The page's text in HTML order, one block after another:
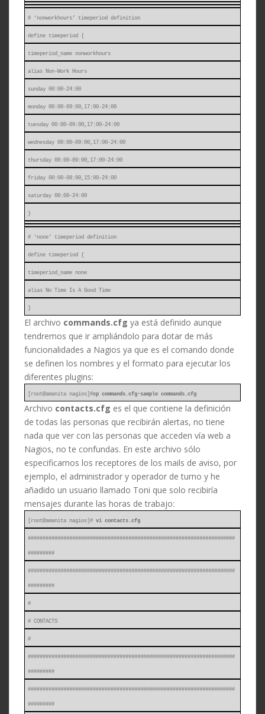
# ‘nonworkhours’ timeperiod definition
define timeperiod {
timeperiod_name nonworkhours
alias Non-Work Hours
sunday 00:00-24:00
monday 00:00-09:00,17:00-24:00
tuesday 00:00-09:00,17:00-24:00
wednesday 00:00-09:00,17:00-24:00
thursday 00:00-09:00,17:00-24:00
friday 00:00-08:00,15:00-24:00
saturday 00:00-24:00
}
# ‘none’ timeperiod definition
define timeperiod {
timeperiod_name none
alias No Time Is A Good Time
}
El archivo commands.cfg ya está definido aunque
tendremos que ir ampliándolo para dotar de más
funcionalidades a Nagios ya que es el comando donde
se definen los nombres y el formato para ejecutar los
diferentes plugins:
[root@amanita nagios]#cp commands.cfg-sample commands.cfg
Archivo contacts.cfg es el que contiene la definición
de todas las personas que recibirán alertas, no tiene
nada que ver con las personas que acceden vía web a
Nagios, no te confundas. En este archivo sólo
especificamos los receptores de los mails de aviso, por
ejemplo, el administrador y operador de turno y he
añadido un usuario llamado Toni que solo recibiría
mensajes durante las horas de trabajo:
[root@amanita nagios]#vi contacts.cfg
######################################################################
#########
######################################################################
#########
#
# CONTACTS
#
######################################################################
#########
######################################################################
#########